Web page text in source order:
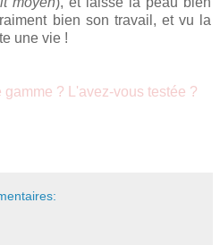
bien son travail, et vu la
une vie !
gamme ? L'avez-vous testée ?